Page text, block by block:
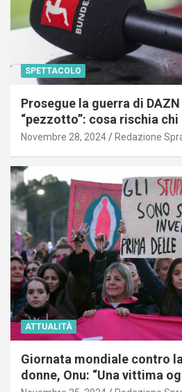
SPETTACOLO
Prosegue la guerra di
“pezzotto”: cosa rischia
Novembre 28, 2024 Redazione
ATTUALITÀ
Giornata mondiale contro
donne, Onu: “Una vittima